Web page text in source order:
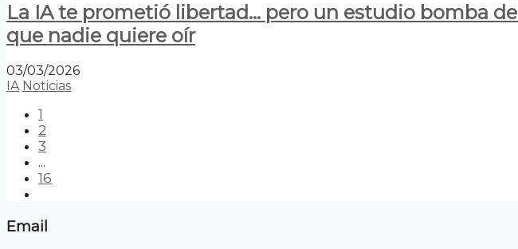
La IA te prometió libertad… pero un estudio bomba
que nadie quiere oír
03/03/2026
IA Noticias
1
2
3
...
16
Email